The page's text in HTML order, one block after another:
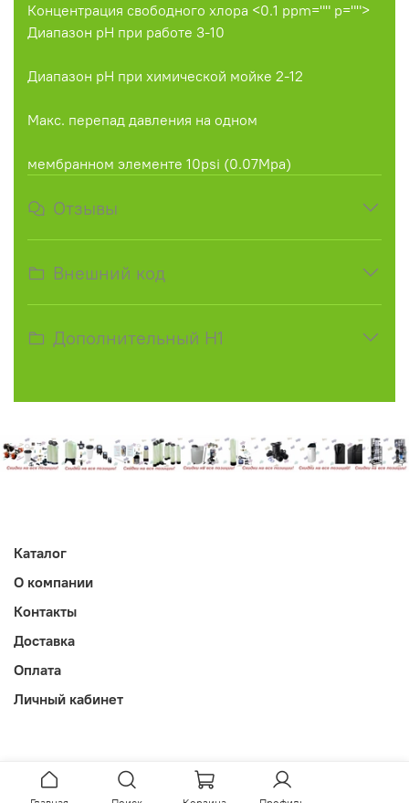
Концентрация свободного хлора <0.1 ppm="" p="">
Диапазон pH при работе 3-10
Диапазон pH при химической мойке 2-12
Макс. перепад давления на одном
мембранном элементе 10psi (0.07Mpa)
Отзывы
Внешний код
Дополнительный H1
Каталог
О компании
Контакты
Доставка
Оплата
Личный кабинет